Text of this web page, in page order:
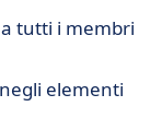
tutti i membri
elementi